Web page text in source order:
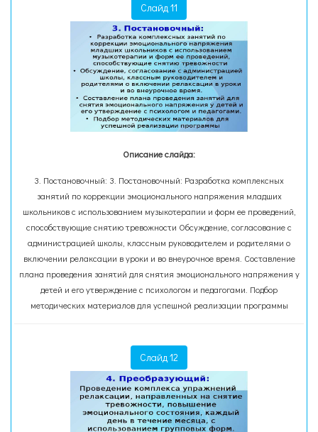
Слайд 11
Описание слайда:
3. Постановочный: 3. Постановочный: Разработка комплексных
занятий по коррекции эмоционального напряжения младших
школьников с использованием музыкотерапии и форм ее проведений,
способствующие снятию тревожности Обсуждение, согласование с
администрацией школы, классным руководителем и родителями о
включении релаксации в уроки и во внеурочное время. Составление
плана проведения занятий для снятия эмоционального напряжения у
детей и его утверждение с психологом и педагогами. Подбор
методических материалов для успешной реализации программы
Слайд 12